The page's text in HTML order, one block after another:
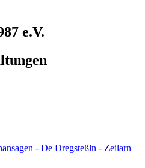
e.V.
- De Dregsteßln - Zeilarn